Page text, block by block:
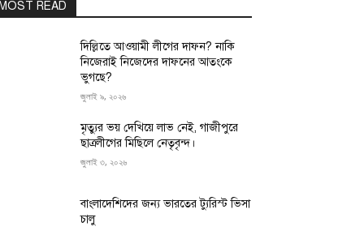
READ
দিল্লিতে আওয়ামী লীগের দাফন? নাকি
নিজেরাই নিজেদের দাফনের আতংকে
ভুগছে?
জুলাই ৯, ২০২৬
মৃত্যুর ভয় দেখিয়ে লাভ নেই, গাজীপুরে
ছাত্রলীগের মিছিলে নেতৃবৃন্দ।
জুলাই ৩, ২০২৬
বাংলাদেশিদের জন্য ভারতের ট্যুরিস্ট ভিসা
চালু